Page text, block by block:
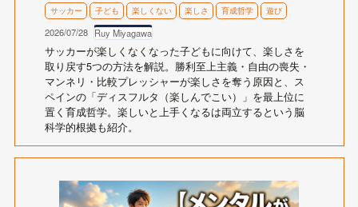
サッカー 子ども 楽しくない 楽しさ 育成哲学 遊び
2026/07/28 Ruy Miyagawa
サッカーが楽しくなくなった子どもに向けて、楽しさを
取り戻す5つの方法を解説。勝利至上主義・自由の喪失・
マンネリ・比較プレッシャーが楽しさを奪う原因と、ス
ペインの「ディスフルタ（楽しんでこい）」を最上位に
置く育成哲学。楽しいと上手くなるは両立するという脳
科学的根拠も紹介。